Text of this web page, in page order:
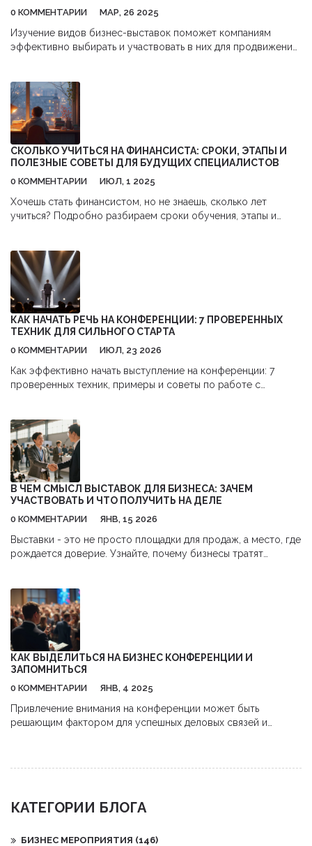
0 КОММЕНТАРИИ МАР, 26 2025
Изучение видов бизнес-выставок поможет компаниям
эффективно выбирать и участвовать в них для продвижения.
подскажут, как лучше подготовиться и извлечь
максимальную пользу из каждого из них. Концентрация на
участии в подходящих событиях может значительно
расширить бизнес-возможности и укрепить связи.
СКОЛЬКО УЧИТЬСЯ НА ФИНАНСИСТА: СРОКИ, ЭТАПЫ И
ПОЛЕЗНЫЕ СОВЕТЫ ДЛЯ БУДУЩИХ СПЕЦИАЛИСТОВ
0 КОММЕНТАРИИ ИЮЛ, 1 2025
Хочешь стать финансистом, но не знаешь, сколько лет
учиться? Подробно разбираем сроки обучения, этапы и
КАК НАЧАТЬ РЕЧЬ НА КОНФЕРЕНЦИИ: 7 ПРОВЕРЕННЫХ
ТЕХНИК ДЛЯ СИЛЬНОГО СТАРТА
0 КОММЕНТАРИИ ИЮЛ, 23 2026
Как эффективно начать выступление на конференции: 7
проверенных техник, примеры и советы по работе с
В ЧЕМ СМЫСЛ ВЫСТАВОК ДЛЯ БИЗНЕСА: ЗАЧЕМ
УЧАСТВОВАТЬ И ЧТО ПОЛУЧИТЬ НА ДЕЛЕ
0 КОММЕНТАРИИ ЯНВ, 15 2026
Выставки - это не просто площадки для продаж, а место, где
рождается доверие. Узнайте, почему бизнесы тратят
КАК ВЫДЕЛИТЬСЯ НА БИЗНЕС КОНФЕРЕНЦИИ И
ЗАПОМНИТЬСЯ
0 КОММЕНТАРИИ ЯНВ, 4 2025
Привлечение внимания на конференции может быть
решающим фактором для успешных деловых связей и
поможет произвести положительное впечатление на коллег
КАТЕГОРИИ БЛОГА
БИЗНЕС МЕРОПРИЯТИЯ (146)